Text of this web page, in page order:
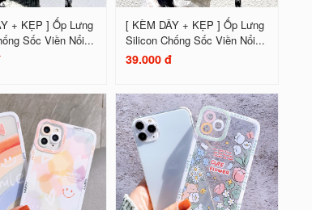
+ KẸP ] Ốp Lưng
Sốc Viền Nổi...
[ KÈM DÂY + KẸP ] Ốp Lưng
Silicon Chống Sốc Viền Nổi...
39.000 đ